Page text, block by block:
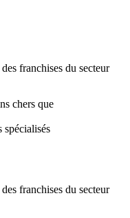
franchises du secteur
chers que
spécialisés
franchises du secteur